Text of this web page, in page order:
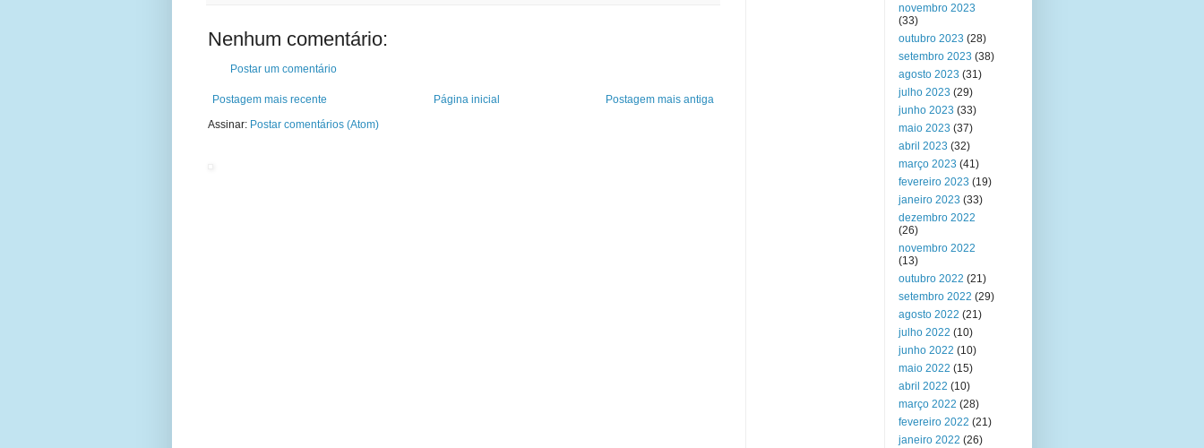
Nenhum comentário:
Postar um comentário
Postagem mais recente Postagem mais antiga
Página inicial
Assinar: Postar comentários (Atom)
novembro 2023
(33)
outubro 2023 (28)
setembro 2023 (38)
agosto 2023 (31)
julho 2023 (29)
junho 2023 (33)
maio 2023 (37)
abril 2023 (32)
março 2023 (41)
fevereiro 2023 (19)
janeiro 2023 (33)
dezembro 2022
(26)
novembro 2022
(13)
outubro 2022 (21)
setembro 2022 (29)
agosto 2022 (21)
julho 2022 (10)
junho 2022 (10)
maio 2022 (15)
abril 2022 (10)
março 2022 (28)
fevereiro 2022 (21)
janeiro 2022 (26)